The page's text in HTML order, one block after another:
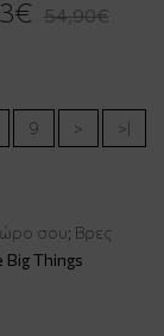
54,90€
9 > >|
σου; Βρες
Big Things